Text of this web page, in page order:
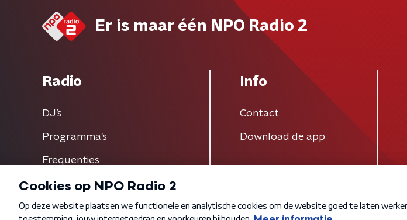
Er is maar één NPO Radio 2
Radio
DJ’s
Programma's
Frequenties
Info
Contact
Download de app